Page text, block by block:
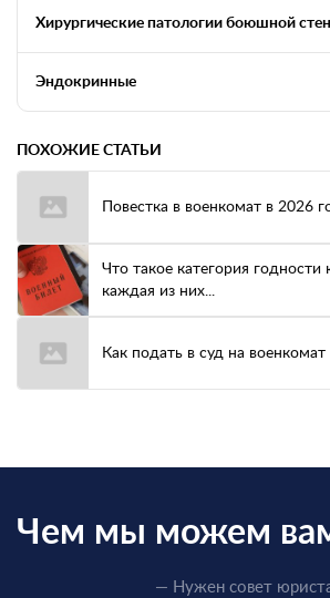
Хирургические патологии боюшной
Эндокринные
ПОХОЖИЕ СТАТЬИ
Повестка в военкомат в 2026
Что такое категория годности
каждая из них...
Как подать в суд на военкомат
Чем мы можем
— Нужен совет